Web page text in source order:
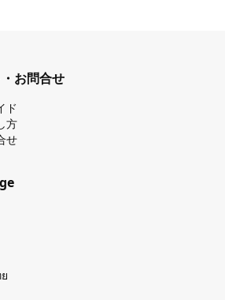
お問合せ
ド
⽅
せ